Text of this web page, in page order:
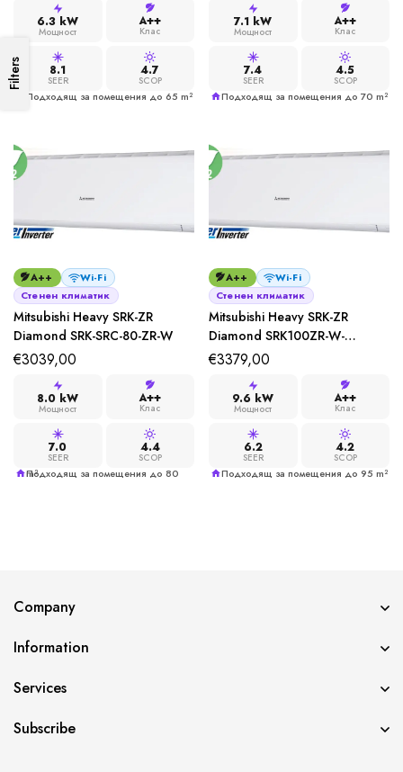
Filters
6.3 kW
Мощност
A++
Клас
8.1
SEER
4.7
SCOP
Подходящ за помещения до 65 m²
7.1 kW
Мощност
A++
Клас
7.4
SEER
4.5
SCOP
Подходящ за помещения до 70 m²
A++
Wi-Fi
Стенен климатик
Mitsubishi Heavy SRK-ZR
Diamond SRK-SRC-80-ZR-W
€3039,00
8.0 kW
Мощност
A++
Клас
7.0
SEER
4.4
SCOP
Подходящ за помещения до 80 m²
A++
Wi-Fi
Стенен климатик
Mitsubishi Heavy SRK-ZR
Diamond SRK100ZR-W-
FDC100VNP-W
€3379,00
9.6 kW
Мощност
A++
Клас
6.2
SEER
4.2
SCOP
Подходящ за помещения до 95 m²
Company
Information
Services
Subscribe